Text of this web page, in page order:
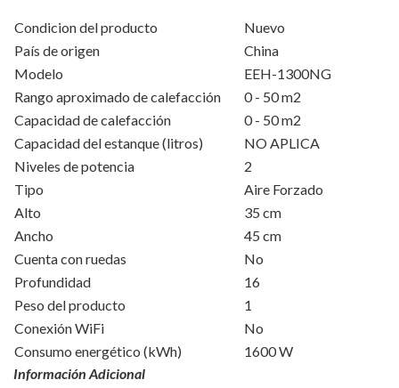
Condicion del producto
Nuevo
País de origen
China
Modelo
EEH-1300NG
Rango aproximado de calefacción
0 - 50 m2
Capacidad de calefacción
0 - 50 m2
Capacidad del estanque (litros)
NO APLICA
Niveles de potencia
2
Tipo
Aire Forzado
Alto
35 cm
Ancho
45 cm
Cuenta con ruedas
No
Profundidad
16
Peso del producto
1
Conexión WiFi
No
Consumo energético (kWh)
1600 W
Información Adicional